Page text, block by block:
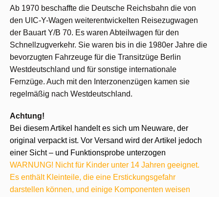
Ab 1970 beschaffte die Deutsche Reichsbahn die von
den UIC-Y-Wagen weiterentwickelten Reisezugwagen
der Bauart Y/B 70. Es waren Abteilwagen für den
Schnellzugverkehr. Sie waren bis in die 1980er Jahre die
bevorzugten Fahrzeuge für die Transitzüge Berlin
Westdeutschland und für sonstige internationale
Fernzüge. Auch mit den Interzonenzügen kamen sie
regelmäßig nach Westdeutschland.
Achtung!
Bei diesem Artikel handelt es sich um Neuware, der
original verpackt ist. Vor Versand wird der Artikel jedoch
einer Sicht – und Funktionsprobe unterzogen
WARNUNG! Nicht für Kinder unter 14 Jahren geeignet.
Es enthält Kleinteile, die eine Erstickungsgefahr
darstellen können, und einige Komponenten weisen